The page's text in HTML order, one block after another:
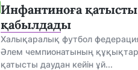
Инфантиноға
қабылдады
Халықаралық футбол
Әлем чемпионатының
қатысты даудан кейін ұй...